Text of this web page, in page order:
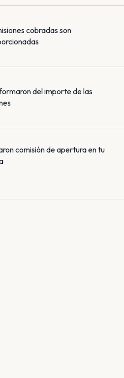
cobradas son
del importe de las
comisión de apertura en tu